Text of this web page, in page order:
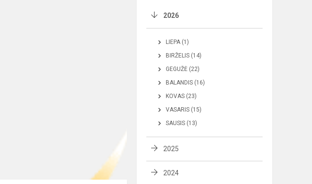
2026
LIEPA (1)
BIRŽELIS (14)
GEGUŽĖ (22)
BALANDIS (16)
KOVAS (23)
VASARIS (15)
SAUSIS (13)
2025
2024